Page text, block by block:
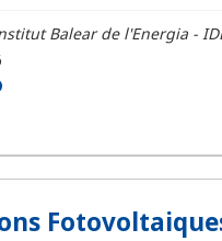
Balear de l'Energia -